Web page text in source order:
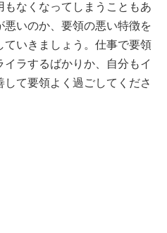
なくなってしまうこともあ
悪いのか、要領の悪い特徴を
いきましょう。仕事で要領
ラするばかりか、自分もイ
て要領よく過ごしてくださ